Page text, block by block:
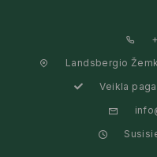
Landsbergio
Veikla